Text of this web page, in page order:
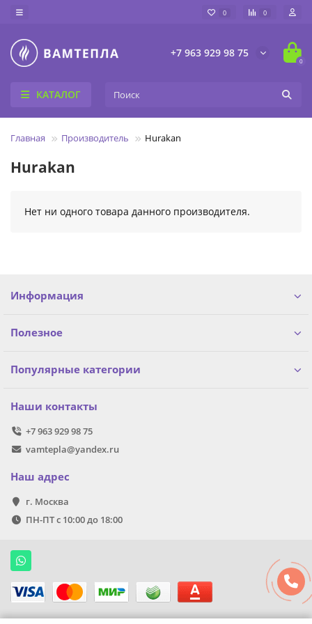
0 0
+7 963 929 98 75
0
КАТАЛОГ
Главная Производитель Hurakan
Hurakan
Нет ни одного товара данного производителя.
Информация
Полезное
Популярные категории
Наши контакты
+7 963 929 98 75
vamtepla@yandex.ru
Наш адрес
г. Москва
ПН-ПТ с 10:00 до 18:00